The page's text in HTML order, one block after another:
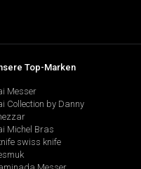
Top-Marken
Messer
Collection by Danny
Michel Bras
swiss knife